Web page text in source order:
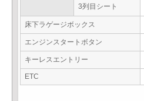
3列目シート
床下ラゲージボックス
エンジンスタートボタン
キーレスエントリー
ETC